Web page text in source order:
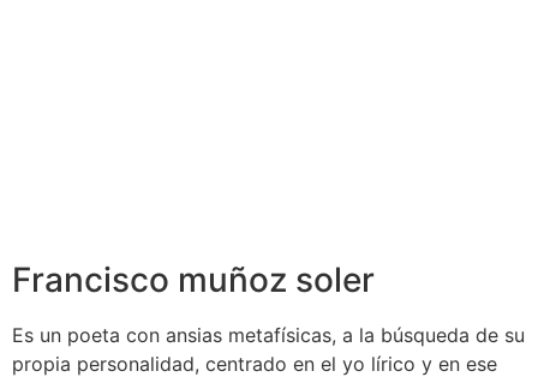
Francisco muñoz soler
Es un poeta con ansias metafísicas, a la búsqueda de su
propia personalidad, centrado en el yo lírico y en ese